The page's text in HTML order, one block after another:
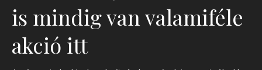
is mindig van valamiféle
akció itt